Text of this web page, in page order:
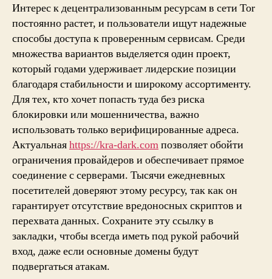
Интерес к децентрализованным ресурсам в сети Tor
постоянно растет, и пользователи ищут надежные
способы доступа к проверенным сервисам. Среди
множества вариантов выделяется один проект,
который годами удерживает лидерские позиции
благодаря стабильности и широкому ассортименту.
Для тех, кто хочет попасть туда без риска
блокировки или мошенничества, важно
использовать только верифицированные адреса.
Актуальнаяhttps://kra-dark.comпозволяет обойти
ограничения провайдеров и обеспечивает прямое
соединение с серверами. Тысячи ежедневных
посетителей доверяют этому ресурсу, так как он
гарантирует отсутствие вредоносных скриптов и
перехвата данных. Сохраните эту ссылку в
закладки, чтобы всегда иметь под рукой рабочий
вход, даже если основные домены будут
подвергаться атакам.